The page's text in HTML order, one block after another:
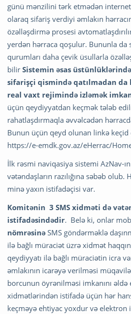
günü mənzilini tərk etmədən
olaraq sifariş verdiyi əmlakın
özəlləşdirmə prosesi
yerdən hərraca qoşulur. Bununla da
qurumları daha çevik üsullarla
bilir Sistemin əsas
sifarişçi qismində qatılmadan da
real vaxt rejimində izləmək
üçün qeydiyyatdan keçmək tələb
rahatlaşdırmaqla əvvəlcədən
Bunun üçün qeyd olunan linkə
https://e-emdk.gov.az/eHerrac/
İlk rəsmi naviqasiya sistemi AzNav-
vətəndaşların razılığına səbəb olub.
minə yaxın istifadəçisi var.
Komitənin 3 SMS xidməti də
istifadəsindədir. Belə ki, onlar
nömrəsinə SMS göndərməklə
ilə bağlı müraciət üzrə xidmət
qeydiyyatı ilə bağlı müraciətin icra
əmlakının icarəyə verilməsi
borcunun öyrənilməsi imkanını
xidmətlərindən istifadə üçün hər
keçməyə ehtiyac yoxdur və elektron